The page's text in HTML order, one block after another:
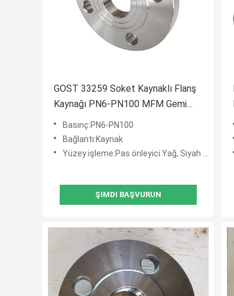
GOST 33259 Soket Kaynaklı Flanş
Kaynağı PN6-PN100 MFM Gemi
İnşası
Basınç:PN6-PN100
Bağlantı:Kaynak
Yüzey işleme:Pas önleyici Yağ, Siyah Boya, Sarı Boya, Sıcak Daldırma Galvanizli
ŞIMDI BAŞVURUN